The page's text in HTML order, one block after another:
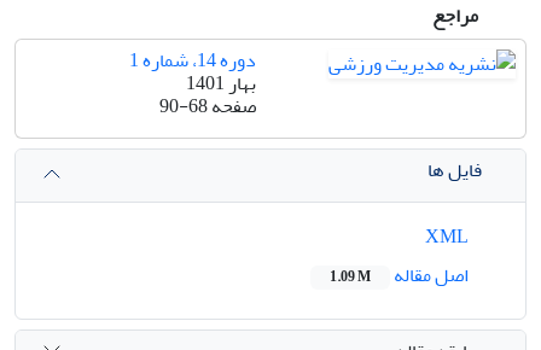
مراجع
دوره 14، شماره 1
بهار 1401
صفحه90-68
فایل ها
اصل مقاله
1.09 M